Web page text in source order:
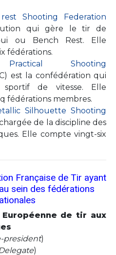
Shooting Federation
qui gère le tir de
ou Bench Rest. Elle
fédérations.
Practical Shooting
est la confédération qui
de vitesse. Elle
fédérations membres.
Silhouette Shooting
de la discipline des
Elle compte vingt-six
Française de Tir ayant
sein des fédérations
Européenne de tir aux
president)
)